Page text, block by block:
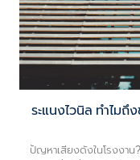
ระแนงไวนิล ทำไม
ปัญหาเสียงดังในโรงงา